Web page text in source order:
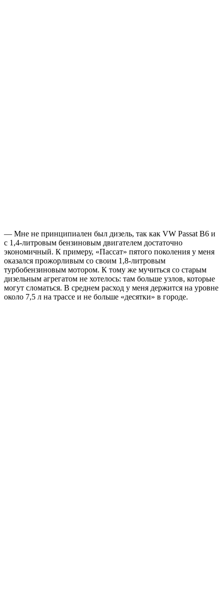
— Мне не принципиален был дизель, так как VW Passat B6 и
с 1,4-литровым бензиновым двигателем достаточно
экономичный. К примеру, «Пассат» пятого поколения у меня
оказался прожорливым со своим 1,8-литровым
турбобензиновым мотором. К тому же мучиться со старым
дизельным агрегатом не хотелось: там больше узлов, которые
могут сломаться. В среднем расход у меня держится на уровне
около 7,5 л на трассе и не больше «десятки» в городе.